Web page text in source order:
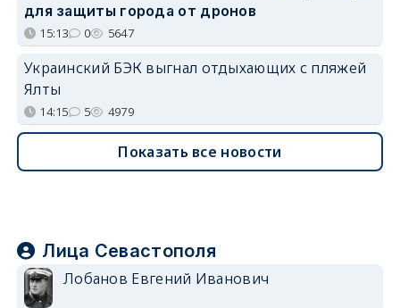
для защиты города от дронов
15:13 0 5647
Украинский БЭК выгнал отдыхающих с пляжей
Ялты
14:15 5 4979
Показать все новости
Лица Севастополя
Лобанов Евгений Иванович